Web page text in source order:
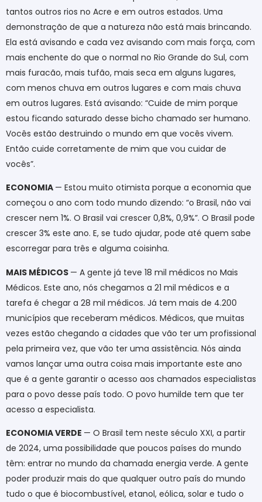
tantos outros rios no Acre e em outros estados. Uma
demonstração de que a natureza não está mais brincando.
Ela está avisando e cada vez avisando com mais força, com
mais enchente do que o normal no Rio Grande do Sul, com
mais furacão, mais tufão, mais seca em alguns lugares,
com menos chuva em outros lugares e com mais chuva
em outros lugares. Está avisando: “Cuide de mim porque
estou ficando saturado desse bicho chamado ser humano.
Vocês estão destruindo o mundo em que vocês vivem.
Então cuide corretamente de mim que vou cuidar de
vocês”.
ECONOMIA — Estou muito otimista porque a economia que
começou o ano com todo mundo dizendo: “o Brasil, não vai
crescer nem 1%. O Brasil vai crescer 0,8%, 0,9%”. O Brasil pode
crescer 3% este ano. E, se tudo ajudar, pode até quem sabe
escorregar para três e alguma coisinha.
MAIS MÉDICOS — A gente já teve 18 mil médicos no Mais
Médicos. Este ano, nós chegamos a 21 mil médicos e a
tarefa é chegar a 28 mil médicos. Já tem mais de 4.200
municípios que receberam médicos. Médicos, que muitas
vezes estão chegando a cidades que vão ter um profissional
pela primeira vez, que vão ter uma assistência. Nós ainda
vamos lançar uma outra coisa mais importante este ano
que é a gente garantir o acesso aos chamados especialistas
para o povo desse país todo. O povo humilde tem que ter
acesso a especialista.
ECONOMIA VERDE — O Brasil tem neste século XXI, a partir
de 2024, uma possibilidade que poucos países do mundo
têm: entrar no mundo da chamada energia verde. A gente
poder produzir mais do que qualquer outro país do mundo
tudo o que é biocombustível, etanol, eólica, solar e tudo o